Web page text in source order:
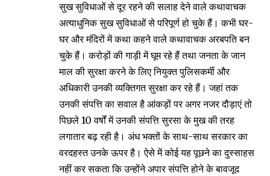
सुख सुविधाओं से दूर रहने की सलाह देने वाले कथावाचक
अत्याधुनिक सुख सुविधाओं से परिपूर्ण हो चुके हैं। कभी घर-
घर और मंदिरों में कथा कहने वाले कथावाचक अरबपति बन
चुके हैं। करोड़ों की गाड़ी में घूम रहे हैं तथा जनता के जान
माल की सुरक्षा करने के लिए नियुक्त पुलिसकर्मी और
अधिकारी उनकी व्यक्तिगत सुरक्षा कर रहे हैं। जहां तक
उनकी संपत्ति का सवाल है आंकड़ों पर अगर नजर दौड़ाएं तो
पिछले 10 वर्षों में उनकी संपत्ति सुरसा के मुख की तरह
लगातार बढ़ रही है। अंध भक्तों के साथ-साथ सरकार का
वरदहस्त उनके ऊपर है। ऐसे में कोई यह पूछने का दुस्साहस
नहीं कर सकता कि उन्होंने अपार संपत्ति होने के बावजूद